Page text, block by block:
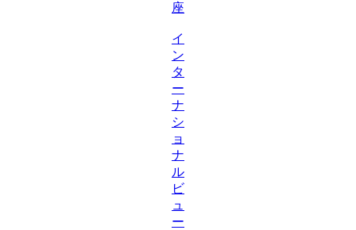
座
イ
ン
タ
ー
ナ
シ
ョ
ナ
ル
ビ
ュ
ー